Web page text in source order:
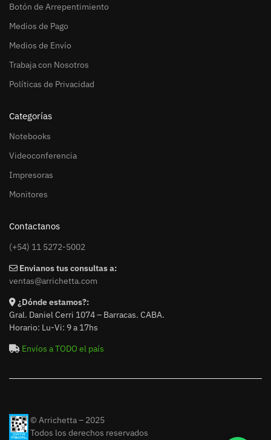
Botón de Arrepentimiento
Medios de Pago
Medios de Envío
Trabaja con Nosotros
Políticas de Privacidad
Categorías
Notebooks
Videoconferencia
Impresoras
Monitores
Contactanos
(+54) 11 5272-5002
Envianos tus consultas a:
ventas@arrichetta.com
¿Dónde estamos?:
Gral. Daniel Cerri 1074 – Barracas. CABA.
Horario: Lu-Vi: 9 a 17hs
Envíos a TODO el país
© Arrichetta – 2025
Todos los derechos reservados